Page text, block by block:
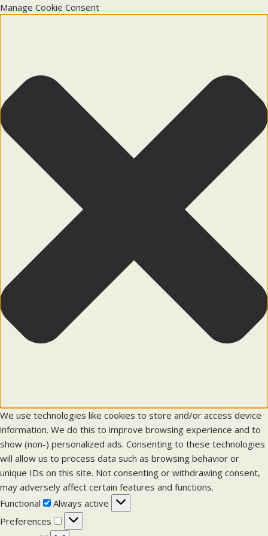
Manage Cookie Consent
We use technologies like cookies to store and/or access device
information. We do this to improve browsing experience and to
show (non-) personalized ads. Consenting to these technologies
will allow us to process data such as browsing behavior or
unique IDs on this site. Not consenting or withdrawing consent,
may adversely affect certain features and functions.
Functional
F
u
n
Always active
Preferences
P
r